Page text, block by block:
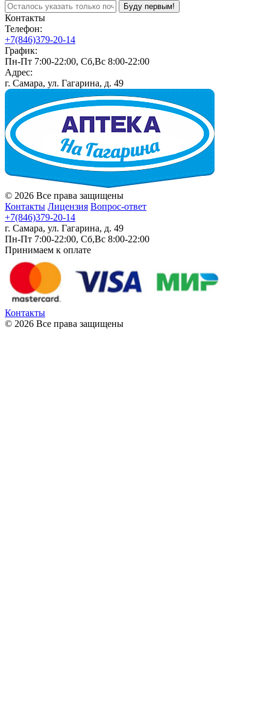
Буду первым!
Контакты
Телефон:
+7(846)379-20-14
График:
Пн-Пт 7:00-22:00, Сб,Вс 8:00-22:00
Адрес:
г. Самара, ул. Гагарина, д. 49
© 2026 Все права защищены
Контакты Лицензия Вопрос-ответ
+7(846)379-20-14
г. Самара, ул. Гагарина, д. 49
Пн-Пт 7:00-22:00, Сб,Вс 8:00-22:00
Принимаем к оплате
Контакты
© 2026 Все права защищены